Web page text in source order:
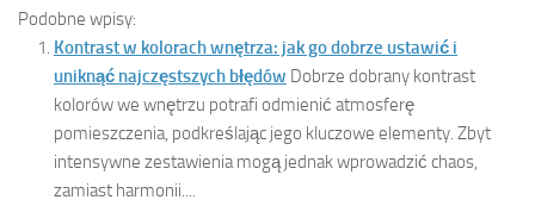
Podobne wpisy:
Kontrast w kolorach wnętrza: jak go dobrze ustawić i
uniknąć najczęstszych błędów Dobrze dobrany kontrast
kolorów we wnętrzu potrafi odmienić atmosferę
pomieszczenia, podkreślając jego kluczowe elementy. Zbyt
intensywne zestawienia mogą jednak wprowadzić chaos,
zamiast harmonii....